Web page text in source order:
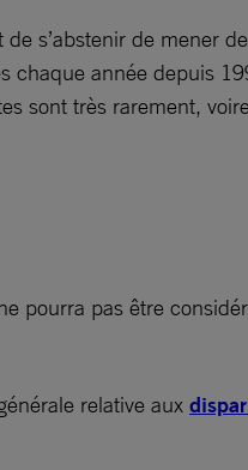
s’abstenir de mener
année depuis
sont très rarement,
pourra pas être
relative aux